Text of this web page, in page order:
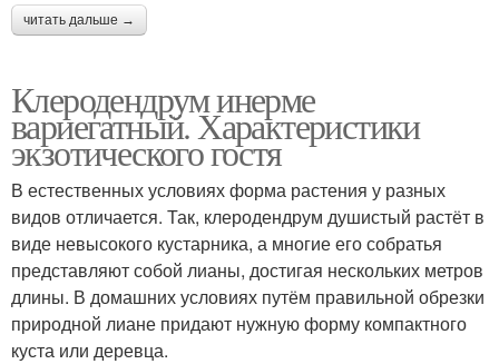
читать дальше →
Клеродендрум инерме
вариегатный. Характеристики
экзотического гостя
В естественных условиях форма растения у разных
видов отличается. Так, клеродендрум душистый растёт в
виде невысокого кустарника, а многие его собратья
представляют собой лианы, достигая нескольких метров
длины. В домашних условиях путём правильной обрезки
природной лиане придают нужную форму компактного
куста или деревца.